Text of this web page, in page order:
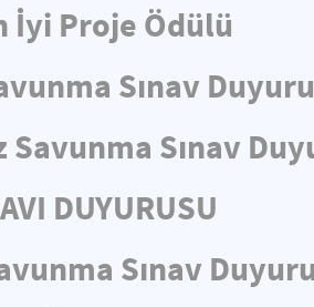
İyi Proje Ödülü
Sınav
Savunma Sınav
DUYURUSU
Sınav